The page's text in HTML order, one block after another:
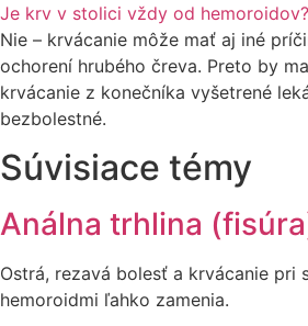
Je krv v stolici vždy od hemoroidov?
Nie – krvácanie môže mať aj iné
ochorení hrubého čreva. Preto by
krvácanie z konečníka vyšetrené
bezbolestné.
Súvisiace témy
Análna trhlina
Ostrá, rezavá bolesť a krvácanie pri
hemoroidmi ľahko zamenia.